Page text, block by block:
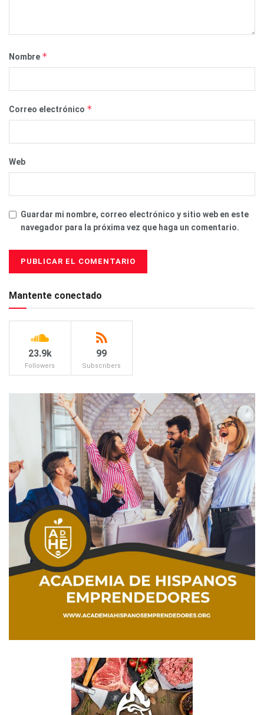
Nombre *
Correo electrónico *
Web
Guardar mi nombre, correo electrónico y sitio web en este
navegador para la próxima vez que haga un comentario.
Mantente conectado
23.9k
Followers
99
Subscribers